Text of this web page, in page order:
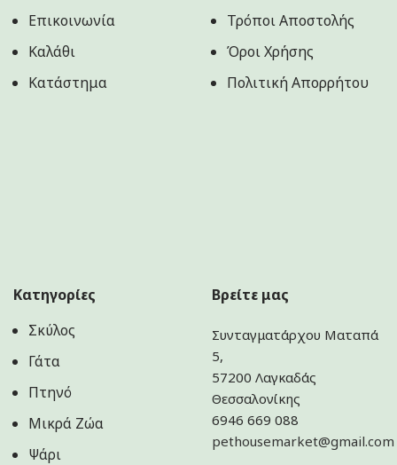
Επικοινωνία
Καλάθι
Κατάστημα
Τρόποι Αποστολής
Όροι Χρήσης
Πολιτική Aπορρήτου
Κατηγορίες
Σκύλος
Γάτα
Πτηνό
Μικρά Ζώα
Ψάρι
Βρείτε μας
Συνταγματάρχου Ματαπά
5,
57200 Λαγκαδάς
Θεσσαλονίκης
6946 669 088
pethousemarket@gmail.com